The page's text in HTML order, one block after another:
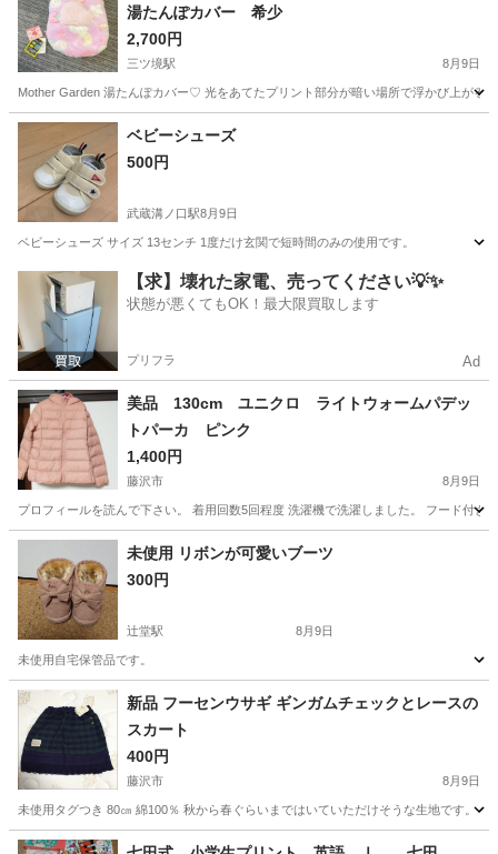
湯たんぽカバー 希少
2,700円
三ツ境駅 8月9日
Mother Garden 湯たんぽカバー♡ 光をあてたプリント部分が暗い場所で浮かび上がる
神奈川 横浜市 三ツ境駅 子供用品
ベビーシューズ
500円
武蔵溝ノ口駅8月9日
ベビーシューズ サイズ 13センチ 1度だけ玄関で短時間のみの使用です。
神奈川 武蔵溝ノ口駅 ベビー用品
【求】壊れた家電、売ってください💡✨
状態が悪くてもOK！最大限買取します
プリフラ Ad
美品 130cm ユニクロ ライトウォームパデッ
トパーカ ピンク
1,400円
藤沢市 8月9日
プロフィールを読んで下さい。 着用回数5回程度 洗濯機で洗濯しました。 フード付
神奈川 藤沢市 キッズ用品 ライトウォームパデットパーカ
未使用 リボンが可愛いブーツ
300円
辻堂駅 8月9日
未使用自宅保管品です。
神奈川 藤沢市 辻堂駅 ベビー用品
新品 フーセンウサギ ギンガムチェックとレースの
スカート
400円
藤沢市 8月9日
未使用タグつき 80㎝ 綿100％ 秋から春ぐらいまではいていただけそうな生地です。
神奈川 藤沢市 キッズ用品 フーセンウサギ